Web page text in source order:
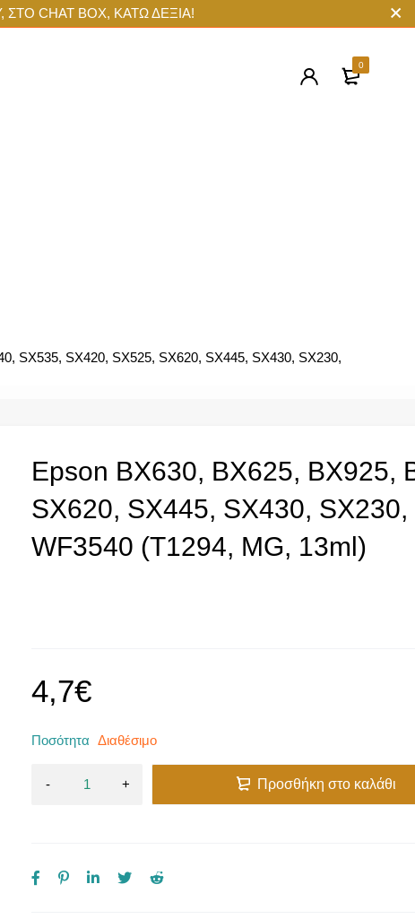
CHAT BOX, ΚΑΤΩ ΔΕΞΙΑ!
0
SX535, SX420, SX525, SX620, SX445, SX430, SX230,
Epson BX630, BX625, BX925,
SX620, SX445, SX430,
WF3540 (T1294, MG, 13ml)
4,7€
Ποσότητα Διαθέσιμο
Προσθήκη στο καλάθι